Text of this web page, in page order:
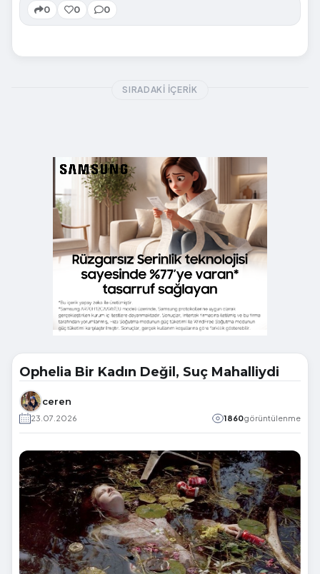
0 0 0
SIRADAKI İÇERIK
Ophelia Bir Kadın Değil, Suç Mahalliydi
ceren
23.07.2026 1860görüntülenme